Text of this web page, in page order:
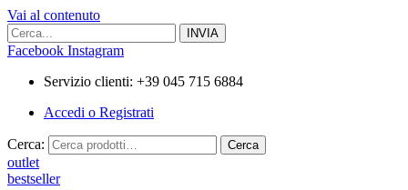
Vai al contenuto
Facebook Instagram
Servizio clienti: +39 045 715 6884
Accedi o Registrati
Cerca: Cerca
outlet
bestseller